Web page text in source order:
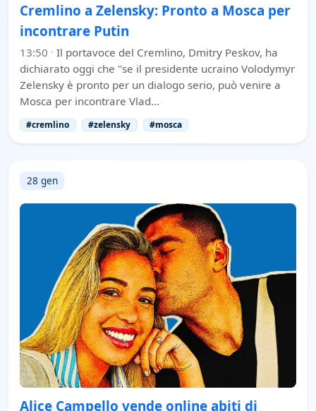
Cremlino a Zelensky: Pronto a Mosca per
incontrare Putin
13:50 · Il portavoce del Cremlino, Dmitry Peskov, ha
dichiarato oggi che "se il presidente ucraino Volodymyr
Zelensky è pronto per un dialogo serio, può venire a
Mosca per incontrare Vlad…
#cremlino #zelensky #mosca
28 gen
Alice Campello vende online abiti di